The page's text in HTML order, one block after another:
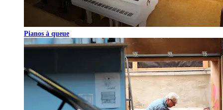
Pianos à queue